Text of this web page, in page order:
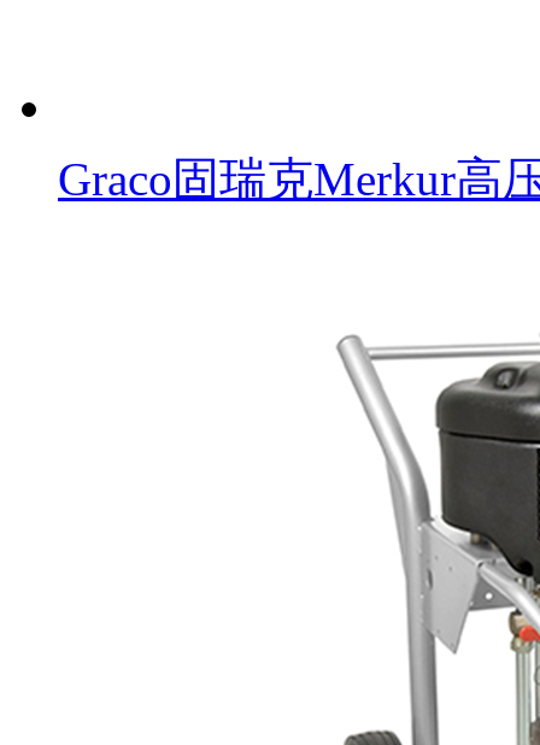
Graco固瑞克Merkur高